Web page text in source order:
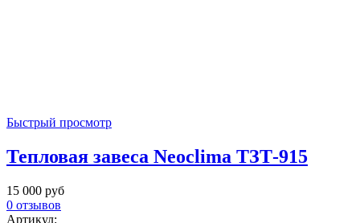
Быстрый просмотр
Тепловая завеса Neoclima ТЗТ-915
15 000 руб
0 отзывов
Артикул: